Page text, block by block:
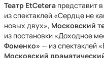
Театр EtCetera представит
из спектаклей «Сердце не
новых двух», Московский
из постановки «Доходное
Фоменко» — из спектаклей
Московский